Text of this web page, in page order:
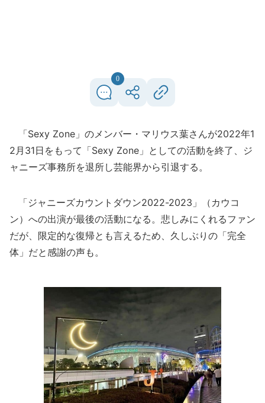
0
「Sexy Zone」のメンバー・マリウス葉さんが2022年1
2月31日をもって「Sexy Zone」としての活動を終了、ジ
ャニーズ事務所を退所し芸能界から引退する。
「ジャニーズカウントダウン2022-2023」（カウコ
ン）への出演が最後の活動になる。悲しみにくれるファン
だが、限定的な復帰とも言えるため、久しぶりの「完全
体」だと感謝の声も。